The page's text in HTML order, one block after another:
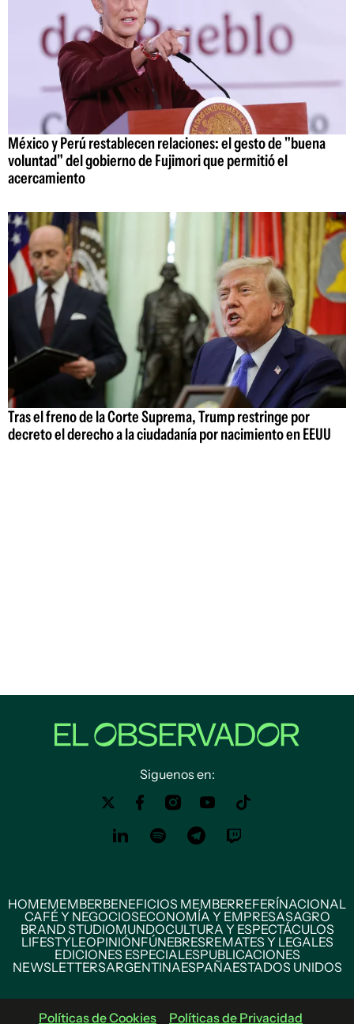
México y Perú restablecen relaciones: el gesto de "buena
voluntad" del gobierno de Fujimori que permitió el
acercamiento
Tras el freno de la Corte Suprema, Trump restringe por
decreto el derecho a la ciudadanía por nacimiento en EEUU
Siguenos en:
HOMEMEMBERBENEFICIOS MEMBERREFERÍNACIONAL
CAFÉ Y NEGOCIOSECONOMÍA Y EMPRESASAGRO
BRAND STUDIOMUNDOCULTURA Y ESPECTÁCULOS
LIFESTYLEOPINIÓNFÚNEBRESREMATES Y LEGALES
EDICIONES ESPECIALESPUBLICACIONES
NEWSLETTERSARGENTINAESPAÑAESTADOS UNIDOS
Políticas de Cookies Políticas de Privacidad